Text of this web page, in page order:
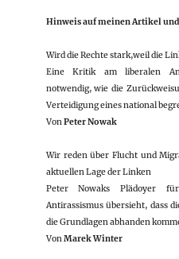
Hinweis auf meinen Artikel
Wird die Rechte stark,weil die
Eine Kritik am liberalen
notwendig, wie die
Verteidigung eines national
VonPeter Nowak
Wir reden über Flucht und
aktuellen Lage der Linken
Peter Nowaks Plädoyer
Antirassismus übersieht, dass
die Grundlagen abhanden
VonMarek Winter